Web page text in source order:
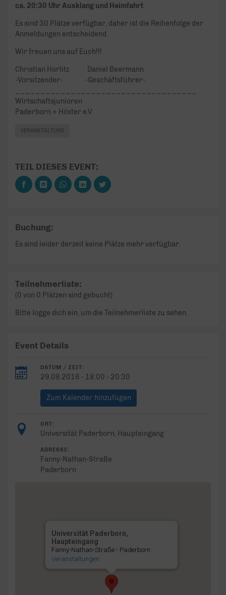
ca. 20:30 Uhr Ausklang und Heimfahrt
Es sind 30 Plätze verfügbar, daher ist die Reihenfolge der
Anmeldungen entscheidend.
Wir freuen uns auf Euch!!!
Christian Horlitz Daniel Beermann
-Vorsitzender- -Geschäftsführer-
Wirtschaftsjunioren
Paderborn + Höxter e.V.
VERANSTALTUNG
TEIL DIESES EVENT:
Buchung:
Es sind leider derzeit keine Plätze mehr verfügbar.
Teilnehmerliste:
(0 von 0 Plätzen sind gebucht)
Bitte logge dich ein, um die Teilnehmerliste zu sehen.
Event Details
DATUM / ZEIT:
29.08.2016 - 18:00 - 20:30
Zum Kalender hinzufügen
ORT:
Universität Paderborn, Haupteingang
ADRESSE:
Fanny-Nathan-Straße
Paderborn
Universität Paderborn,
Haupteingang
Fanny-Nathan-Straße - Paderborn
Veranstaltungen